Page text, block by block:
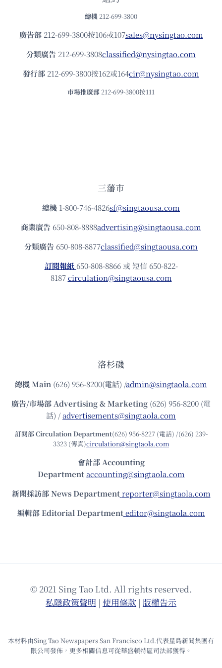
總機 212-699-3800
廣告部212-699-3800按106或107sales@nysingtao.com
分類廣告 212-699-3808classified@nysingtao.com
發⾏部 212-699-3800按162或164cir@nysingtao.com
市場推廣部 212-699-3800按111
三藩市
總機 1-800-746-4826sf@singtaousa.com
商業廣告 650-808-8888advertising@singtaousa.com
分類廣告 650-808-8877classified@singtaousa.com
訂閱報紙 650-808-8866 或 短信 650-822-
8187circulation@singtaousa.com
洛杉磯
總機Main (626) 956-8200(電話) /admin@singtaola.com
廣告/市場部Advertising & Marketing (626) 956-8200 (電
話) /advertisements@singtaola.com
訂閱部 Circulation Department(626) 956-8227 (電話) /(626) 239-
3323 (傳真)circulation@singtaola.com
會計部 Accounting
Department accounting@singtaola.com
新聞採訪部 News Department reporter@singtaola.com
編輯部 Editorial Department editor@singtaola.com
© 2021 Sing Tao Ltd. All rights reserved.
私隱政策聲明 | 使⽤條款 | 版權告⽰
本材料由Sing Tao Newspapers San Francisco Ltd.代表星島新聞集團有
限公司發佈，更多相關信息可從華盛頓特區司法部獲得。